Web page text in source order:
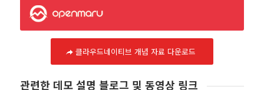
클라우드네이티브 개념 자료 다운로드
관련한 데모 설명 블로그 및 동영상 링크